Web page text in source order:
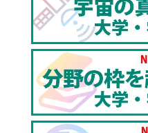
https://youtu.be/
青学で芸術・文化に関わ
化政策学部【東進TV】
https://youtu.be/